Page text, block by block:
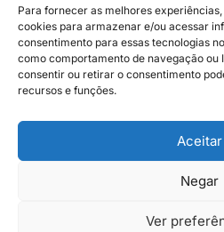
Para fornecer as melhores
cookies para armazenar e/ou acessar
consentimento para essas tecnologias
como comportamento de navegação ou
consentir ou retirar o consentimento
recursos e funções.
Aceitar
Negar
Ver
Jeans Kits